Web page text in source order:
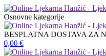
Osnovne kategorije
BESPLATNA DOSTAVA ZA
0,00 €